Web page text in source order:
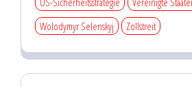
Wolodymyr Selenskyj
Zollstreit